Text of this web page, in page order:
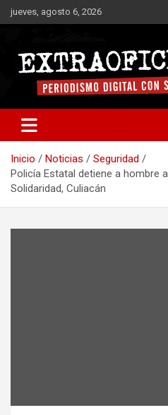
Saltar
al
jueves, agosto 6, 2026
Extraoficial
Inicio Noticias
Seguridad
Policía Estatal detiene a hombre
Solidaridad, Culiacán